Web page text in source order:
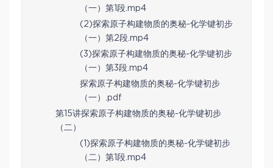
（一）第1段.mp4
(2)探索原子构建物质的奥秘-化学键初步
（一）第2段.mp4
(3)探索原子构建物质的奥秘-化学键初步
（一）第3段.mp4
探索原子构建物质的奥秘-化学键初步
（一）.pdf
第15讲探索原子构建物质的奥秘-化学键初步
（二）
(1)探索原子构建物质的奥秘-化学键初步
（二）第1段.mp4